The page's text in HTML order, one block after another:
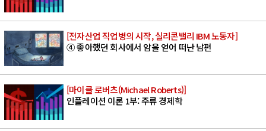
[전자산업 직업병의 시작, 실리콘밸리 IBM 노동자]
④ 좋아했던 회사에서 암을 얻어 떠난 남편
[마이클 로버츠(Michael Roberts)]
인플레이션 이론 1부: 주류 경제학